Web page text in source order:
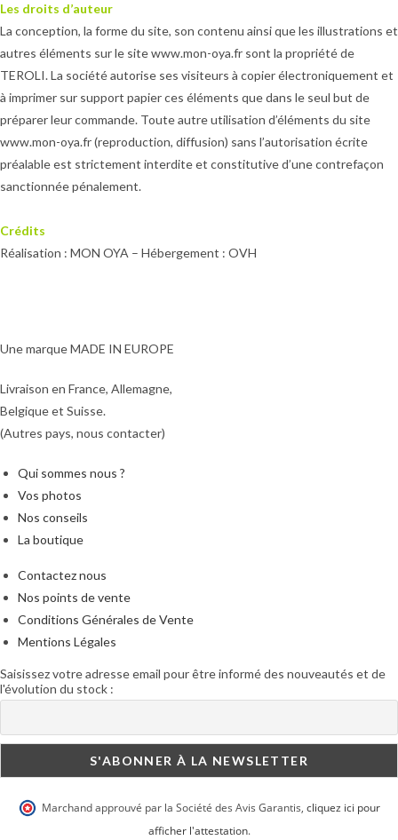
Les droits d’auteur
La conception, la forme du site, son contenu ainsi que les illustrations et
autres éléments sur le site www.mon-oya.fr sont la propriété de
TEROLI. La société autorise ses visiteurs à copier électroniquement et
à imprimer sur support papier ces éléments que dans le seul but de
préparer leur commande. Toute autre utilisation d’éléments du site
www.mon-oya.fr (reproduction, diffusion) sans l’autorisation écrite
préalable est strictement interdite et constitutive d’une contrefaçon
sanctionnée pénalement.
Crédits
Réalisation : MON OYA – Hébergement : OVH
Une marque MADE IN EUROPE
Livraison en France, Allemagne,
Belgique et Suisse.
(Autres pays, nous contacter)
Qui sommes nous ?
Vos photos
Nos conseils
La boutique
Contactez nous
Nos points de vente
Conditions Générales de Vente
Mentions Légales
Saisissez votre adresse email pour être informé des nouveautés et de
l'évolution du stock :
Marchand approuvé par la Société des Avis Garantis, cliquez ici pour
afficher l'attestation.